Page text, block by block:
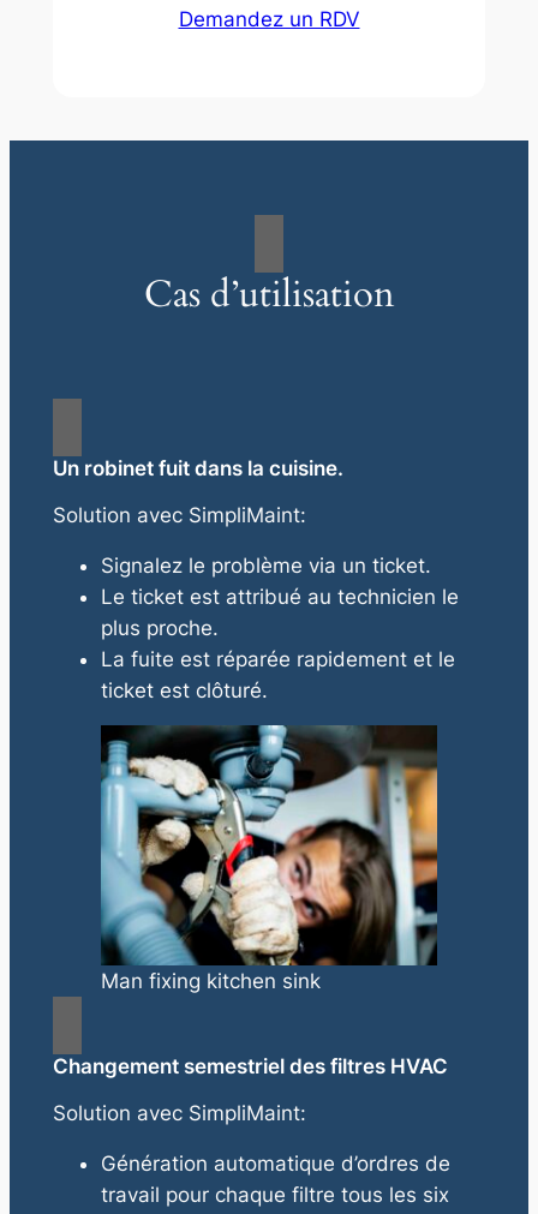
Demandez un RDV
Cas d’utilisation
Un robinet fuit dans la cuisine.
Solution avec SimpliMaint:
Signalez le problème via un ticket.
Le ticket est attribué au technicien le
plus proche.
La fuite est réparée rapidement et le
ticket est clôturé.
Man fixing kitchen sink
Changement semestriel des filtres HVAC
Solution avec SimpliMaint:
Génération automatique d’ordres de
travail pour chaque filtre tous les six